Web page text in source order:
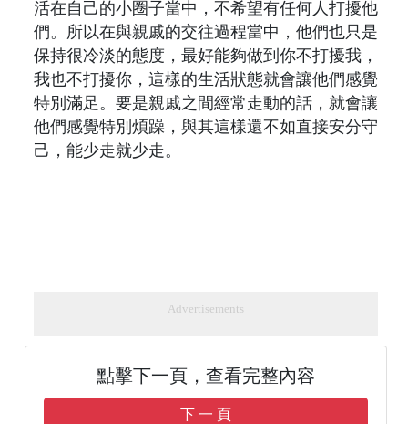
活在自己的小圈子當中，不希望有任何人打擾他
們。所以在與親戚的交往過程當中，他們也只是
保持很冷淡的態度，最好能夠做到你不打擾我，
我也不打擾你，這樣的生活狀態就會讓他們感覺
特別滿足。要是親戚之間經常走動的話，就會讓
他們感覺特別煩躁，與其這樣還不如直接安分守
己，能少走就少走。
Advertisements
點擊下一頁，查看完整內容
下 一 頁